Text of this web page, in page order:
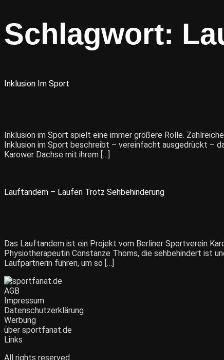
Schlagwort:
Inklusion Im Sport
Inklusion im Sport spielt eine immer größere Rolle.
Inklusion im Sport beschreibt – vereinfacht ausgedrückt –
Karower Dachse mit ihrem […]
Lauftandem – Laufen Trotz Sehbehinderung
Das Lauftandem ist ein Projekt vom Berliner Sportverein
Physiotherapeutin Constanze Thoms, die sehbehindert ist
Laufpartnerin führen, um so […]
AGB
Impressum
Datenschutzerklärung
Werbung
über sportfanat.de
Links
All rights reserved